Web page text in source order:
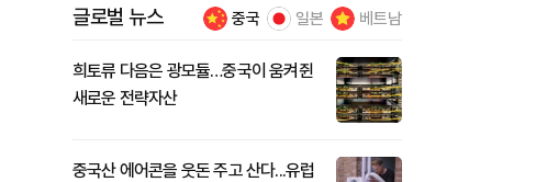
글로벌 뉴스 중국 일본 베트남
희토류 다음은 광모듈…중국이 움켜쥔
새로운 전략자산
중국산 에어콘을 웃돈 주고 산다...유럽